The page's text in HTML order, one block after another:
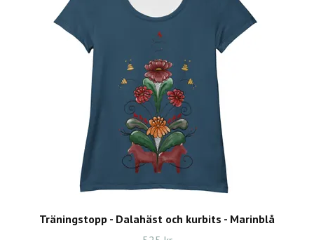
Träningstopp - Dalahäst och kurbits - Marinblå